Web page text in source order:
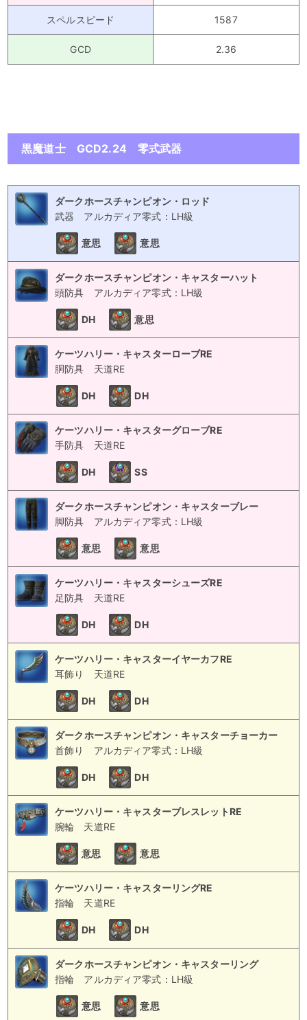
スペルスピード 1587
GCD 2.36
黒魔道士 GCD2.24 零式武器
ダークホースチャンピオン・ロッド
武器
アルカディア零式：LH級
意思 意思
ダークホースチャンピオン・キャスターハット
頭防具
アルカディア零式：LH級
DH 意思
ケーツハリー・キャスターローブRE
胴防具
天道RE
DH DH
ケーツハリー・キャスターグローブRE
手防具
天道RE
DH SS
ダークホースチャンピオン・キャスターブレー
脚防具
アルカディア零式：LH級
意思 意思
ケーツハリー・キャスターシューズRE
足防具
天道RE
DH DH
ケーツハリー・キャスターイヤーカフRE
耳飾り
天道RE
DH DH
ダークホースチャンピオン・キャスターチョーカー
首飾り
アルカディア零式：LH級
DH DH
ケーツハリー・キャスターブレスレットRE
腕輪
天道RE
意思 意思
ケーツハリー・キャスターリングRE
指輪
天道RE
DH DH
ダークホースチャンピオン・キャスターリング
指輪
アルカディア零式：LH級
意思 意思